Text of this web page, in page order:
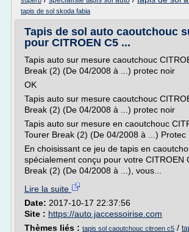
tapis de sol skoda fabia
Tapis de sol auto caoutchouc
pour CITROEN C5 ...
Tapis auto sur mesure caoutchouc
Break (2) (De 04/2008 à ...) protec noir
OK
Tapis auto sur mesure caoutchouc
Break (2) (De 04/2008 à ...) protec noir
Tapis auto sur mesure en caoutchouc
Tourer Break (2) (De 04/2008 à ...) Protec
En choisissant ce jeu de tapis en
spécialement conçu pour votre CITROEN
Break (2) (De 04/2008 à ...), vous...
Lire la suite
Date: 2017-10-17 22:37:56
Site : https://auto.jaccessoirise.com
Thèmes liés : tapis sol caoutchouc citroen c5 /